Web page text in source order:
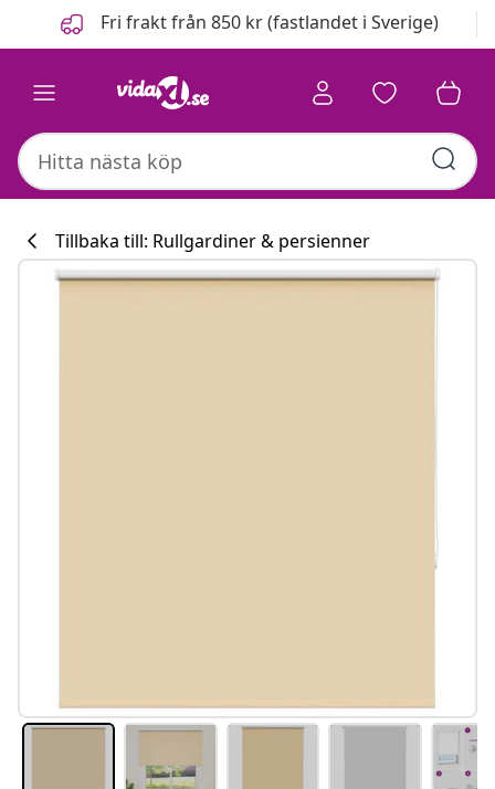
FöregåendeFri frakt från 850 kr (fastlandet i Sverige)
Tillbaka till: Rullgardiner & persienner